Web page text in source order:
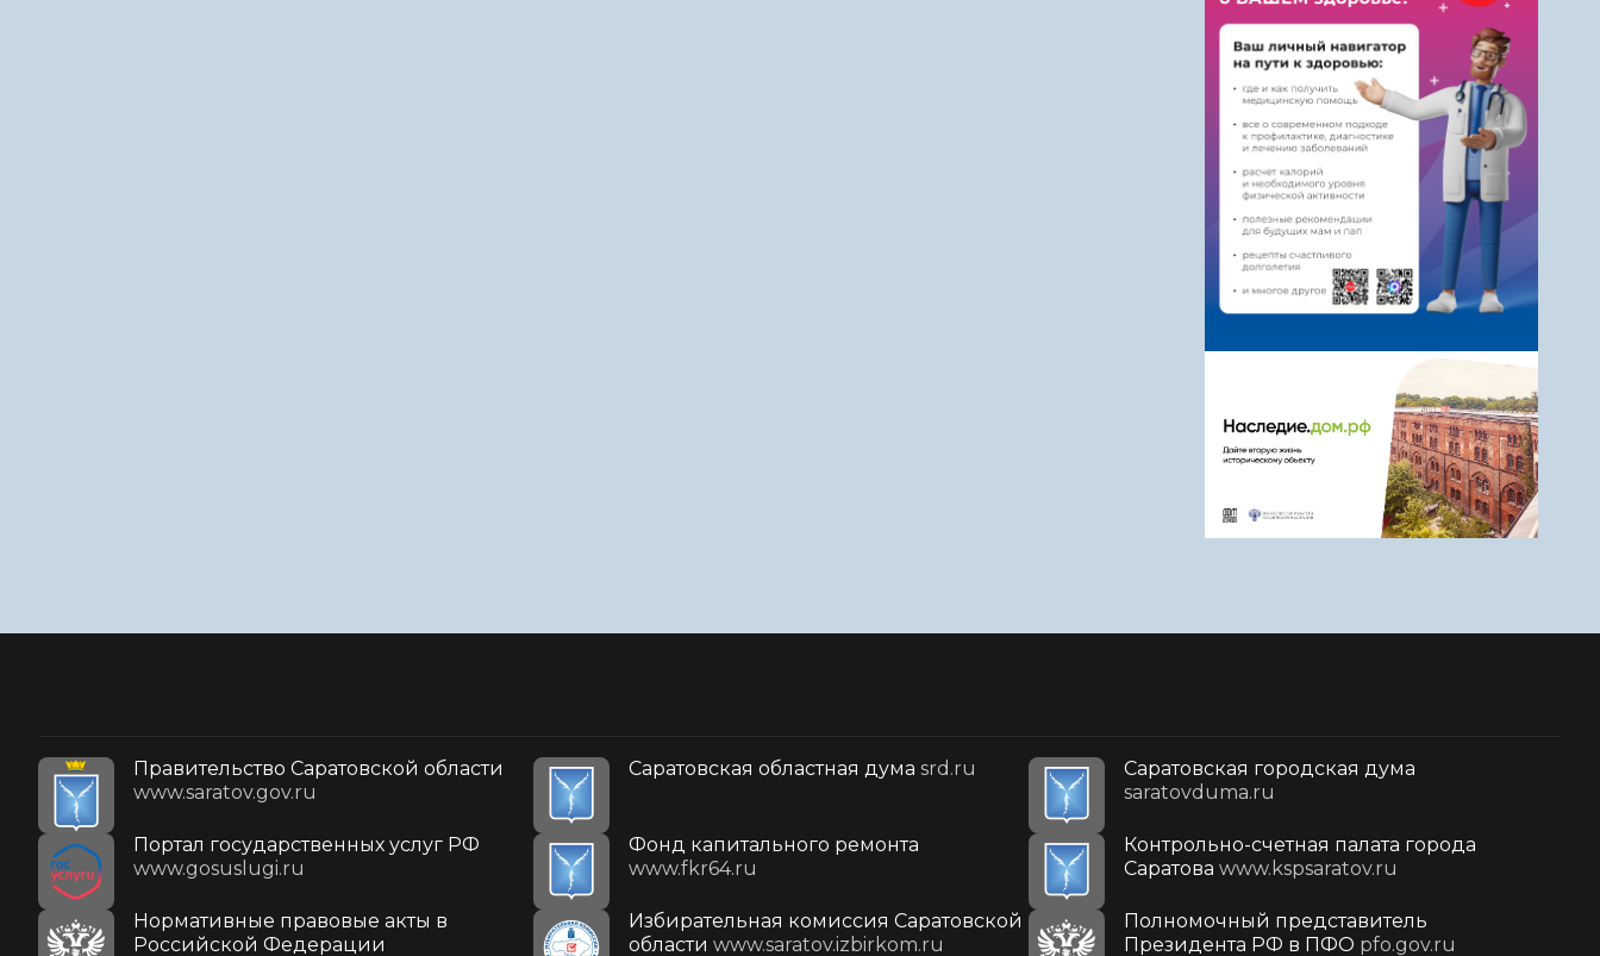
Правительство Саратовской области
www.saratov.gov.ru
Саратовская областная дума srd.ru
Саратовская городская дума
saratovduma.ru
Портал государственных услуг РФ
www.gosuslugi.ru
Фонд капитального ремонта
www.fkr64.ru
Контрольно-счетная палата города
Саратова www.kspsaratov.ru
Нормативные правовые акты в
Российской Федерации
Избирательная комиссия Саратовской
области www.saratov.izbirkom.ru
Полномочный представитель
Президента РФ в ПФО pfo.gov.ru